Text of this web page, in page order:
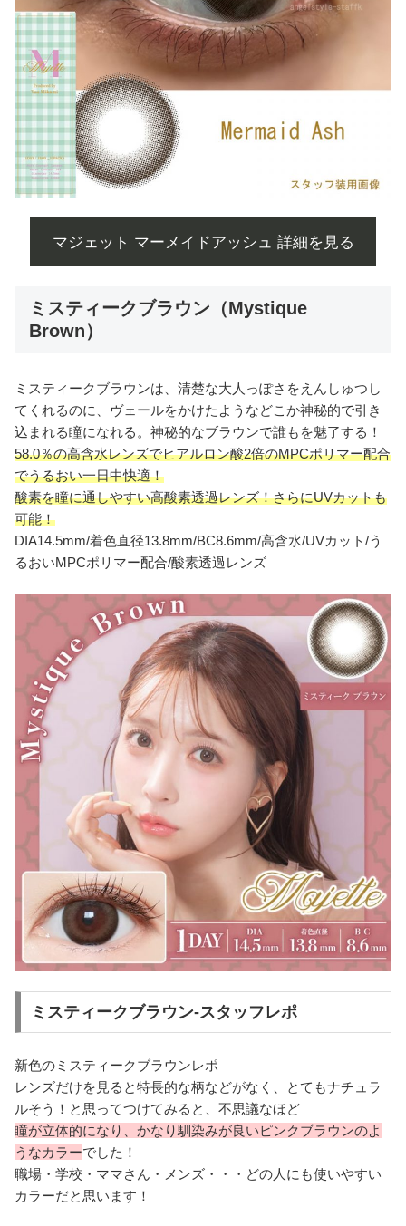
マジェット マーメイドアッシュ 詳細を見る
ミスティークブラウン（Mystique
Brown）
ミスティークブラウンは、清楚な大人っぽさをえんしゅつし
てくれるのに、ヴェールをかけたようなどこか神秘的で引き
込まれる瞳になれる。神秘的なブラウンで誰もを魅了する！
58.0％の高含水レンズでヒアルロン酸2倍のMPCポリマー配合
でうるおい一日中快適！
酸素を瞳に通しやすい高酸素透過レンズ！さらにUVカットも
可能！
DIA14.5mm/着色直径13.8mm/BC8.6mm/高含水/UVカット/う
るおいMPCポリマー配合/酸素透過レンズ
ミスティークブラウン-スタッフレポ
新色のミスティークブラウンレポ
レンズだけを見ると特長的な柄などがなく、とてもナチュラ
ルそう！と思ってつけてみると、不思議なほど
瞳が立体的になり、かなり馴染みが良いピンクブラウンのよ
うなカラーでした！
職場・学校・ママさん・メンズ・・・どの人にも使いやすい
カラーだと思います！